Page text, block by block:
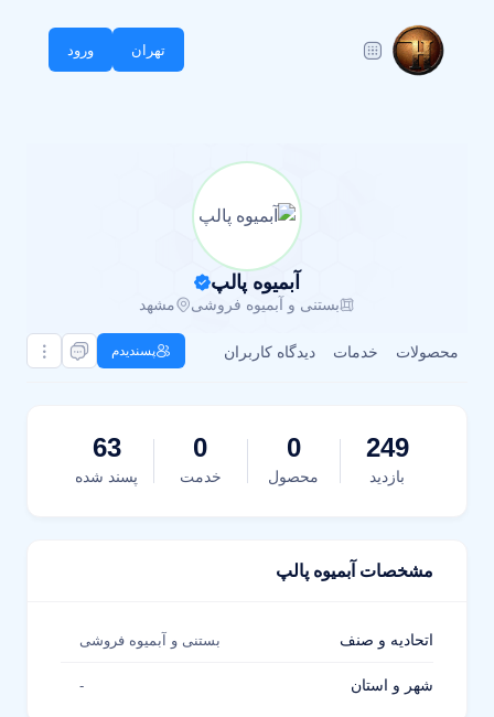
تهران ورود
آبمیوه پالپ
بستنی و آبمیوه فروشی مشهد
محصولات خدمات دیدگاه کاربران پسندیدم
249
بازدید
0
محصول
0
خدمت
63
پسند شده
مشخصات آبمیوه پالپ
اتحادیه و صنف بستنی و آبمیوه فروشی
شهر و استان -